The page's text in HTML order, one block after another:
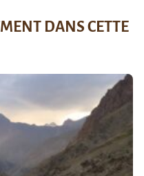
DANS CETTE